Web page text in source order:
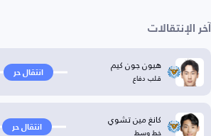
آخر الإنتقالات
هيون جون كيم
قلب دفاع انتقال حر
كانغ مين تشوي
خط وسط انتقال حر